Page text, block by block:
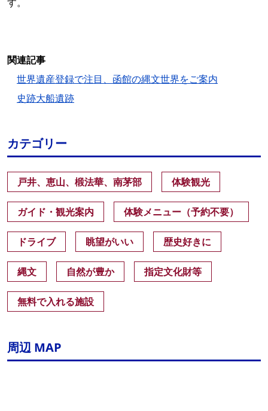
関連記事
世界遺産登録で注目、函館の縄文世界をご案内
史跡大船遺跡
カテゴリー
戸井、恵山、椴法華、南茅部 体験観光
ガイド・観光案内 体験メニュー（予約不要）
ドライブ 眺望がいい 歴史好きに
縄文 自然が豊か 指定文化財等
無料で入れる施設
周辺 MAP